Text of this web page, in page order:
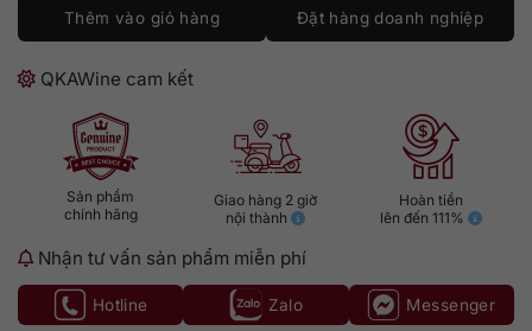
Thêm vào giỏ hàng Đặt hàng doanh nghiệp
QKAWine cam kết
Sản phẩm
chính hãng
Giao hàng 2 giờ
nội thành
Hoàn tiền
lên đến 111%
Nhận tư vấn sản phẩm miễn phí
Hotline Zalo Messenger